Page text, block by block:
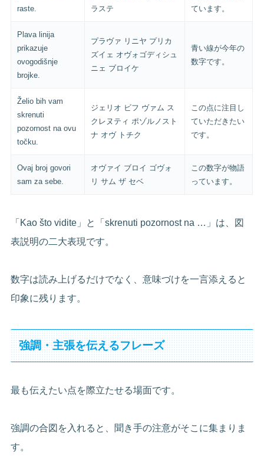
raste.
ラステ
ています。
Plava linija
prikazuje
ovogodišnje
brojke.
プラヴァ リニヤ プリカ
ズイェ オヴォゴディシュ
ニェ ブロイケ
青い線が今年の
数字です。
Želio bih vam
skrenuti
pozornost na ovu
točku.
ジェリオ ビフ ヴァム ス
クレヌティ ポゾルノスト
ナ オヴ トチク
この点に注目し
ていただきたい
です。
Ovaj broj govori
sam za sebe.
オヴァイ ブロイ ゴヴォ
リ サム ザ セベ
この数字が物語
っています。
「Kao što vidite」と「skrenuti pozornost na …」は、図
表説明の二大表現です。
数字は読み上げるだけでなく、意味づけを一言添えると
印象に残ります。
強調・主張を伝えるフレーズ
最も伝えたい点を際立たせる場面です。
強調の合図を入れると、聞き手の注意がそこに集まりま
す。